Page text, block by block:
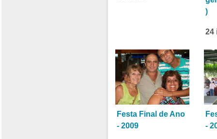
)
24
Festa Final de Ano
- 2009
-